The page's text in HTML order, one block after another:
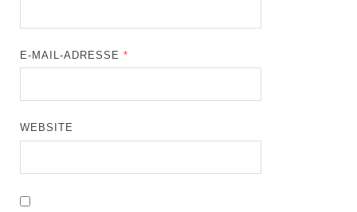
E-MAIL-ADRESSE*
WEBSITE